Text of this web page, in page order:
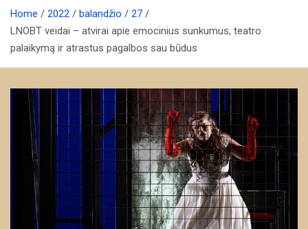
Home 2022 balandžio
27
LNOBT veidai – atvirai apie emocinius sunkumus, teatro
palaikymą ir atrastus pagalbos sau būdus